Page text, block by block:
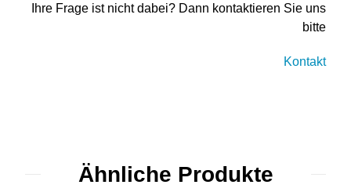
Ihre Frage ist nicht dabei? Dann kontaktieren Sie uns
bitte
Kontakt
Ähnliche Produkte